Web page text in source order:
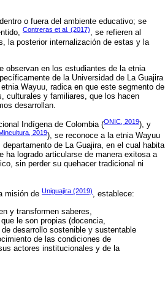
o fuera del ambiente educativo; se
Contreras et al. (2017), se refieren al
la posterior internalización de estas y la
observan en los estudiantes de la etnia
de la Universidad de La Guajira
Wayuu, radica en que este segmento de
culturales y familiares, que los hacen
desarrollan.
Indígena de Colombia (ONIC, 2019), y
2019), se reconoce a la etnia Wayuu
de La Guajira, en el cual habita
logrado articularse de manera exitosa a
sin perder su quehacer tradicional ni
misión de Uniguajira (2019), establece:
y transformen saberes,
le son propias (docencia,
desarrollo sostenible y sustentable
de las condiciones de
actores institucionales y de la